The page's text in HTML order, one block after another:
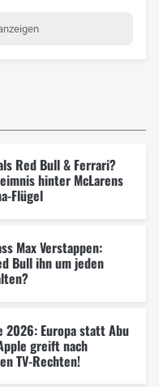
Red Bull & Ferrari?
hinter McLarens
Flügel
Max Verstappen:
Bull ihn um jeden
2026: Europa statt Abu
greift nach
TV-Rechten!